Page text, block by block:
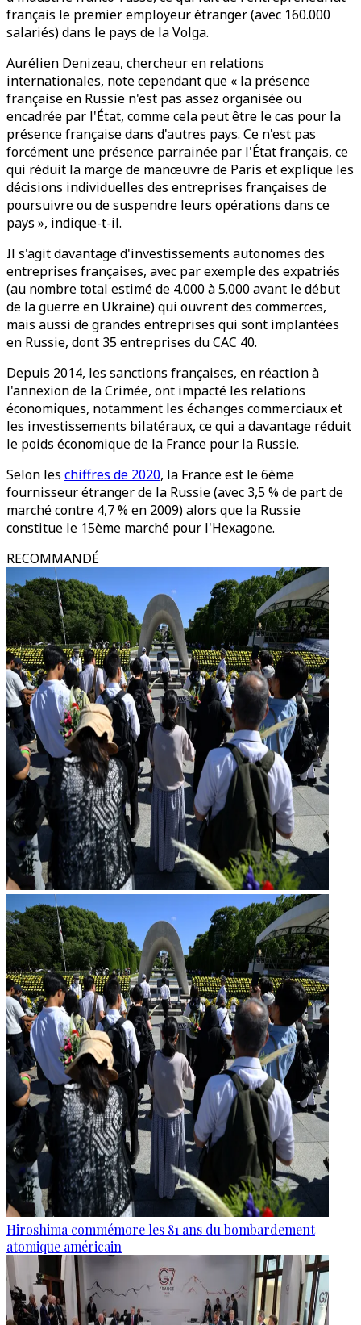
français le premier employeur étranger (avec 160.000
salariés) dans le pays de la Volga.
Aurélien Denizeau, chercheur en relations
internationales, note cependant que « la présence
française en Russie n'est pas assez organisée ou
encadrée par l'État, comme cela peut être le cas pour la
présence française dans d'autres pays. Ce n'est pas
forcément une présence parrainée par l'État français, ce
qui réduit la marge de manœuvre de Paris et explique les
décisions individuelles des entreprises françaises de
poursuivre ou de suspendre leurs opérations dans ce
pays », indique-t-il.
Il s'agit davantage d'investissements autonomes des
entreprises françaises, avec par exemple des expatriés
(au nombre total estimé de 4.000 à 5.000 avant le début
de la guerre en Ukraine) qui ouvrent des commerces,
mais aussi de grandes entreprises qui sont implantées
en Russie, dont 35 entreprises du CAC 40.
Depuis 2014, les sanctions françaises, en réaction à
l'annexion de la Crimée, ont impacté les relations
économiques, notamment les échanges commerciaux et
les investissements bilatéraux, ce qui a davantage réduit
le poids économique de la France pour la Russie.
Selon les chiffres de 2020, la France est le 6ème
fournisseur étranger de la Russie (avec 3,5 % de part de
marché contre 4,7 % en 2009) alors que la Russie
constitue le 15ème marché pour l'Hexagone.
RECOMMANDÉ
Hiroshima commémore les 81 ans du bombardement
atomique américain